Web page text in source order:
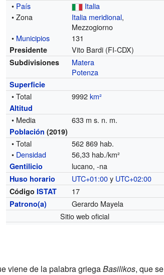
• País
Italia
• Zona
Italia meridional,
Mezzogiorno
• Municipios 131
Presidente Vito Bardi (FI-CDX)
Subdivisiones
Matera
Potenza
Superficie
• Total 9992km²
Altitud
• Media 633 m s. n. m.
Población (2019)
• Total
562 869 hab.
• Densidad 56,33 hab./km²
Gentilicio lucano, -na
Huso horario UTC+01:00y UTC+02:00
Código ISTAT 17
Patrono(a)
Gerardo Mayela
Sitio web oficial
viene de la palabra griegaBasilikos, que se